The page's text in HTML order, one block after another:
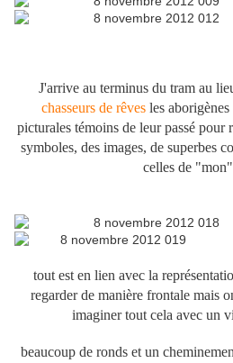
J'arrive au terminus du tram au
chasseurs de rêves les
picturales témoins de leur passé pour
symboles, des images, de superbes
celles de
tout est en lien avec la
regarder de manière frontale mais
imaginer tout cela avec un
beaucoup de ronds et un